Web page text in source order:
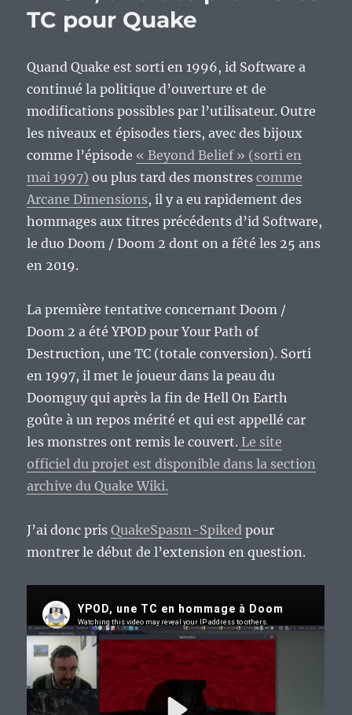
rejet
politique
dans
monde
du
logiciel
TC pour Quake
Quand Quake est sorti en 1996, id Software a
continué la politique d’ouverture et de
modifications possibles par l’utilisateur. Outre
les niveaux et épisodes tiers, avec des bijoux
comme l’épisode « Beyond Belief » (sorti en
mai 1997) ou plus tard des monstrescomme
Arcane Dimensions, il y a eu rapidement des
hommages aux titres précédents d’id Software,
le duo Doom / Doom 2 dont on a fêté les 25 ans
en 2019.
La première tentative concernant Doom /
Doom 2 a été YPOD pour Your Path of
Destruction, une TC (totale conversion). Sorti
en 1997, il met le joueur dans la peau du
Doomguy qui après la fin de Hell On Earth
goûte à un repos mérité et qui est appellé car
les monstres ont remis le couvert. Le site
officiel du projet est disponible dans la section
archive du Quake Wiki.
J’ai donc prisQuakeSpasm-Spiked pour
montrer le début de l’extension en question.